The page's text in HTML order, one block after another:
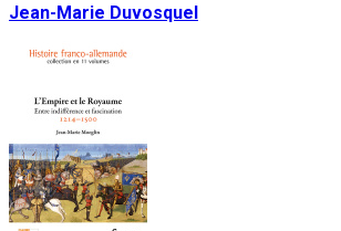
Jean-Marie Duvosquel